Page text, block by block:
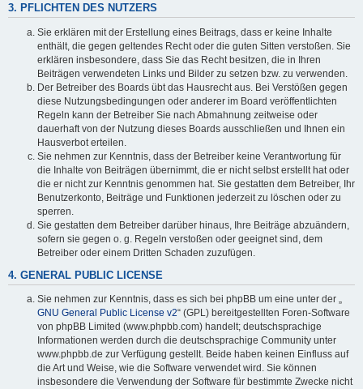
3. PFLICHTEN DES NUTZERS
Sie erklären mit der Erstellung eines Beitrags, dass er keine Inhalte
enthält, die gegen geltendes Recht oder die guten Sitten verstoßen. Sie
erklären insbesondere, dass Sie das Recht besitzen, die in Ihren
Beiträgen verwendeten Links und Bilder zu setzen bzw. zu verwenden.
Der Betreiber des Boards übt das Hausrecht aus. Bei Verstößen gegen
diese Nutzungsbedingungen oder anderer im Board veröffentlichten
Regeln kann der Betreiber Sie nach Abmahnung zeitweise oder
dauerhaft von der Nutzung dieses Boards ausschließen und Ihnen ein
Hausverbot erteilen.
Sie nehmen zur Kenntnis, dass der Betreiber keine Verantwortung für
die Inhalte von Beiträgen übernimmt, die er nicht selbst erstellt hat oder
die er nicht zur Kenntnis genommen hat. Sie gestatten dem Betreiber, Ihr
Benutzerkonto, Beiträge und Funktionen jederzeit zu löschen oder zu
sperren.
Sie gestatten dem Betreiber darüber hinaus, Ihre Beiträge abzuändern,
sofern sie gegen o. g. Regeln verstoßen oder geeignet sind, dem
Betreiber oder einem Dritten Schaden zuzufügen.
4. GENERAL PUBLIC LICENSE
Sie nehmen zur Kenntnis, dass es sich bei phpBB um eine unter der „
GNU General Public License v2“ (GPL) bereitgestellten Foren-Software
von phpBB Limited (www.phpbb.com) handelt; deutschsprachige
Informationen werden durch die deutschsprachige Community unter
www.phpbb.de zur Verfügung gestellt. Beide haben keinen Einfluss auf
die Art und Weise, wie die Software verwendet wird. Sie können
insbesondere die Verwendung der Software für bestimmte Zwecke nicht